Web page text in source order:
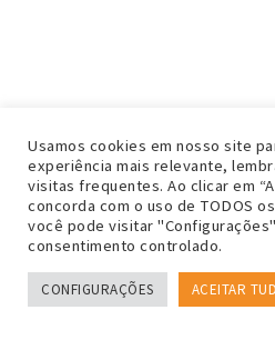
Usamos cookies em nosso site
experiência mais relevante,
visitas frequentes. Ao clicar em
concorda com o uso de TODOS
você pode visitar
consentimento controlado.
CONFIGURAÇÕES ACEITAR